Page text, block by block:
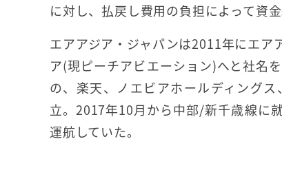
に対し、払戻し費用の負担によって資
エアアジア・ジャパンは2011年にエア
ア(現ピーチアビエーション)へと社名
の、楽天、ノエビアホールディング
立。2017年10月から中部/新千歳線に
運航していた。